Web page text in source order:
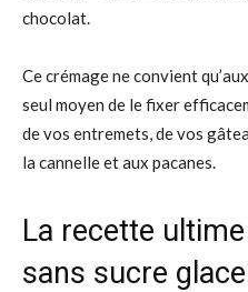
chocolat.
Ce crémage ne convient
seul moyen de le fixer
de vos entremets, de vos
la cannelle et aux pacanes.
La recette ultime
sans sucre glace